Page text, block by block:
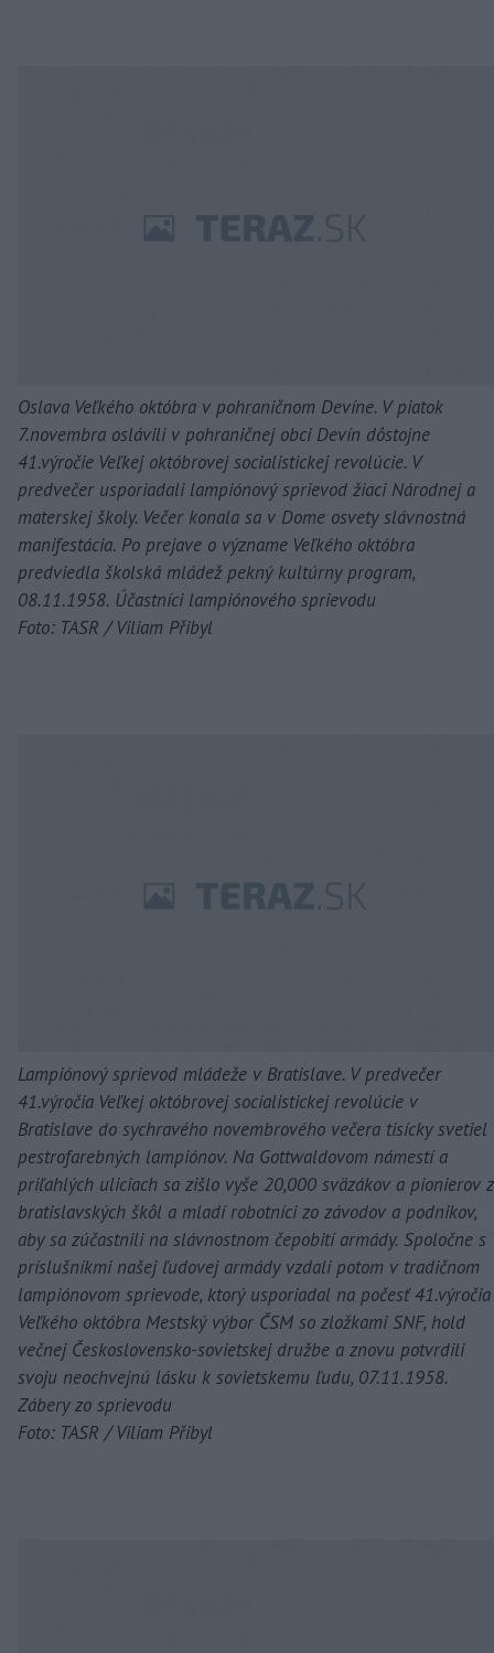
Oslava Veľkého októbra v pohraničnom Devíne. V piatok
7.novembra oslávili v pohraničnej obci Devín dôstojne
41.výročie Veľkej októbrovej socialistickej revolúcie. V
predvečer usporiadali lampiónový sprievod žiaci Národnej a
materskej školy. Večer konala sa v Dome osvety slávnostná
manifestácia. Po prejave o význame Veľkého októbra
predviedla školská mládež pekný kultúrny program,
08.11.1958. Účastníci lampiónového sprievodu
Foto: TASR / Viliam Přibyl
Lampiónový sprievod mládeže v Bratislave. V predvečer
41.výročia Veľkej októbrovej socialistickej revolúcie v
Bratislave do sychravého novembrového večera tisícky svetiel
pestrofarebných lampiónov. Na Gottwaldovom námestí a
priľahlých uliciach sa zišlo vyše 20,000 sväzákov a pionierov z
bratislavských škôl a mladí robotníci zo závodov a podnikov,
aby sa zúčastnili na slávnostnom čepobití armády. Spoločne s
príslušníkmi našej ľudovej armády vzdali potom v tradičnom
lampiónovom sprievode, ktorý usporiadal na počesť 41.výročia
Veľkého októbra Mestský výbor ČSM so zložkami SNF, hold
večnej Československo-sovietskej družbe a znovu potvrdili
svoju neochvejnú lásku k sovietskemu ľudu, 07.11.1958.
Zábery zo sprievodu
Foto: TASR / Viliam Přibyl